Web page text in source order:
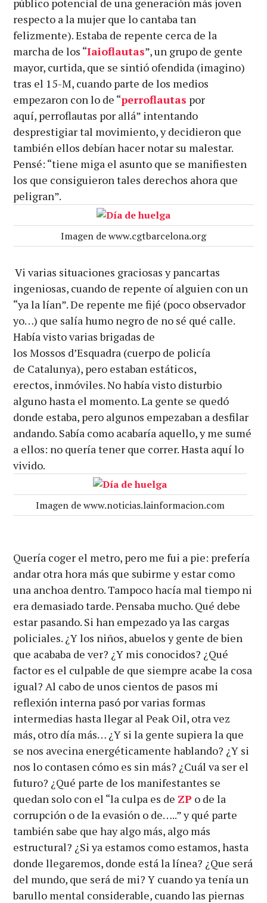
respecto a la mujer que lo cantaba tan
felizmente). Estaba de repente cerca de la
marcha de los “Iaioflautas”, un grupo de gente
mayor, curtida, que se sintió ofendida (imagino)
tras el 15-M, cuando parte de los medios
empezaron con lo de “perroflautas por
aquí, perroflautas por allá” intentando
desprestigiar tal movimiento, y decidieron que
también ellos debían hacer notar su malestar.
Pensé: “tiene miga el asunto que se manifiesten
los que consiguieron tales derechos ahora que
peligran”.
Imagen de www.cgtbarcelona.org
Vi varias situaciones graciosas y pancartas
ingeniosas, cuando de repente oí alguien con un
“ya la lían”. De repente me fijé (poco observador
yo…) que salía humo negro de no sé qué calle.
Había visto varias brigadas de
los Mossos d’Esquadra (cuerpo de policía
de Catalunya), pero estaban estáticos,
erectos, inmóviles. No había visto disturbio
alguno hasta el momento. La gente se quedó
donde estaba, pero algunos empezaban a desfilar
andando. Sabía como acabaría aquello, y me sumé
a ellos: no quería tener que correr. Hasta aquí lo
vivido.
Imagen de www.noticias.lainformacion.com
Quería coger el metro, pero me fui a pie: prefería
andar otra hora más que subirme y estar como
una anchoa dentro. Tampoco hacía mal tiempo ni
era demasiado tarde. Pensaba mucho. Qué debe
estar pasando. Si han empezado ya las cargas
policiales. ¿Y los niños, abuelos y gente de bien
que acababa de ver? ¿Y mis conocidos? ¿Qué
factor es el culpable de que siempre acabe la cosa
igual? Al cabo de unos cientos de pasos mi
reflexión interna pasó por varias formas
intermedias hasta llegar al Peak Oil, otra vez
más, otro día más… ¿Y si la gente supiera la que
se nos avecina energéticamente hablando? ¿Y si
nos lo contasen cómo es sin más? ¿Cuál va ser el
futuro? ¿Qué parte de los manifestantes se
quedan solo con el “la culpa es de ZP o de la
corrupción o de la evasión o de…..” y qué parte
también sabe que hay algo más, algo más
estructural? ¿Si ya estamos como estamos, hasta
donde llegaremos, donde está la línea? ¿Que será
del mundo, que será de mi? Y cuando ya tenía un
barullo mental considerable, cuando las piernas